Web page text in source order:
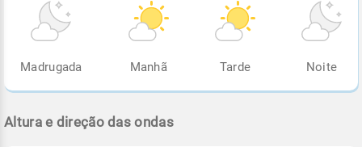
Madrugada Manhã Tarde Noite
Altura e direção das ondas